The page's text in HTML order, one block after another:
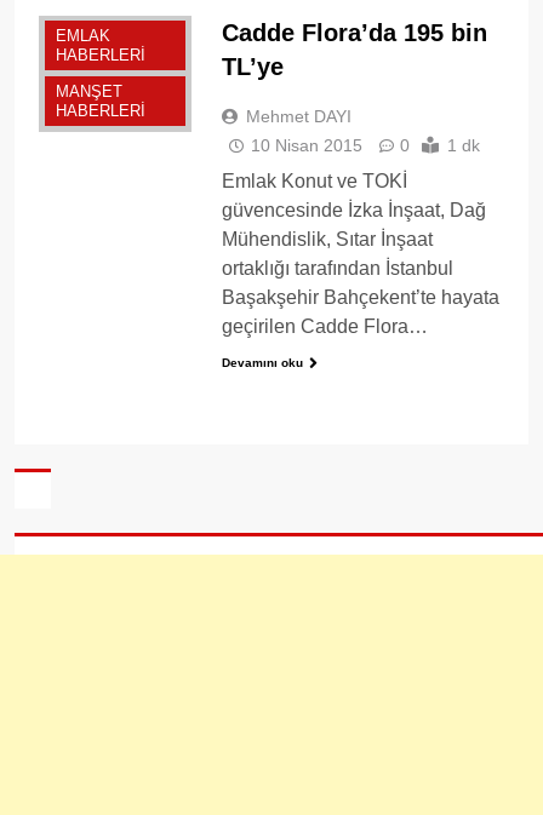
EMLAK
HABERLERI
MANŞET
HABERLERI
Cadde Flora’da 195 bin
TL’ye
Mehmet DAYI
10 Nisan 2015
0 1 dk
Emlak Konut ve TOKİ
güvencesinde İzka İnşaat, Dağ
Mühendislik, Sıtar İnşaat
ortaklığı tarafından İstanbul
Başakşehir Bahçekent’te hayata
geçirilen Cadde Flora…
Devamını oku